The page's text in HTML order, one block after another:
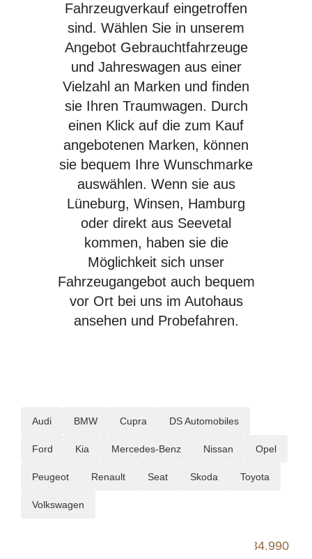
Fahrzeugverkauf eingetroffen
sind. Wählen Sie in unserem
Angebot Gebrauchtfahrzeuge
und Jahreswagen aus einer
Vielzahl an Marken und finden
sie Ihren Traumwagen. Durch
einen Klick auf die zum Kauf
angebotenen Marken, können
sie bequem Ihre Wunschmarke
auswählen. Wenn sie aus
Lüneburg, Winsen, Hamburg
oder direkt aus Seevetal
kommen, haben sie die
Möglichkeit sich unser
Fahrzeugangebot auch bequem
vor Ort bei uns im Autohaus
ansehen und Probefahren.
Audi BMW Cupra DS Automobiles
Ford Kia Mercedes-Benz Nissan Opel
Peugeot Renault Seat Skoda Toyota
Volkswagen